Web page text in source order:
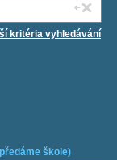
kritéria vyhledávání
škole)